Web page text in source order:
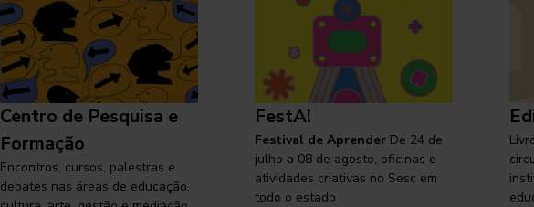
Centro de Pesquisa e
Formação
Encontros, cursos, palestras e
debates nas áreas de educação,
FestA!
Festival de Aprender De 24 de
julho a 08 de agosto, oficinas e
atividades criativas no Sesc em
todo o estado